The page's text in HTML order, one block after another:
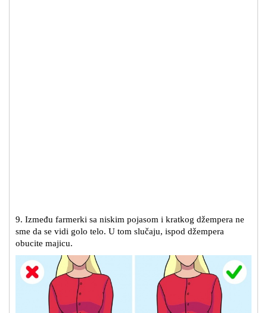
9. Između farmerki sa niskim pojasom i kratkog džempera ne
sme da se vidi golo telo. U tom slučaju, ispod džempera
obucite majicu.